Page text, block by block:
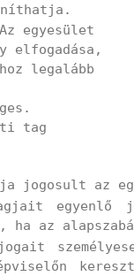
egyesület
elfogadása,
legalább
tag
jogosult az
egyenlő
az